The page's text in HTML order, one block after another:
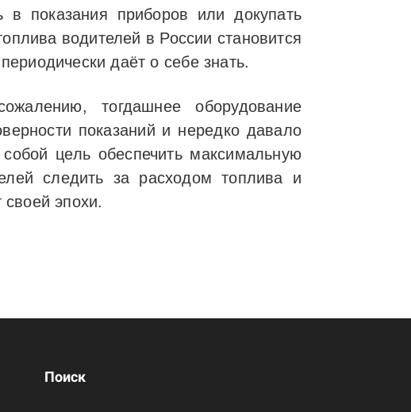
показания приборов или докупать
водителей в России становится
даёт о себе знать.
тогдашнее оборудование
показаний и нередко давало
цель обеспечить максимальную
следить за расходом топлива и
эпохи.
Поиск